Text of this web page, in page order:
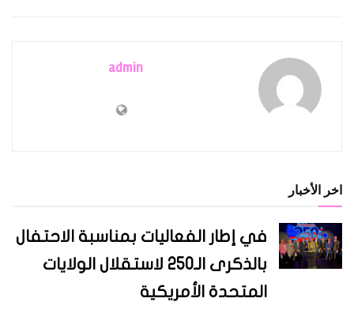
admin
اخر الأخبار
في إطار الفعاليات بمناسبة الاحتفال
بالذكرى الـ250 لاستقلال الولايات
المتحدة الأمريكية